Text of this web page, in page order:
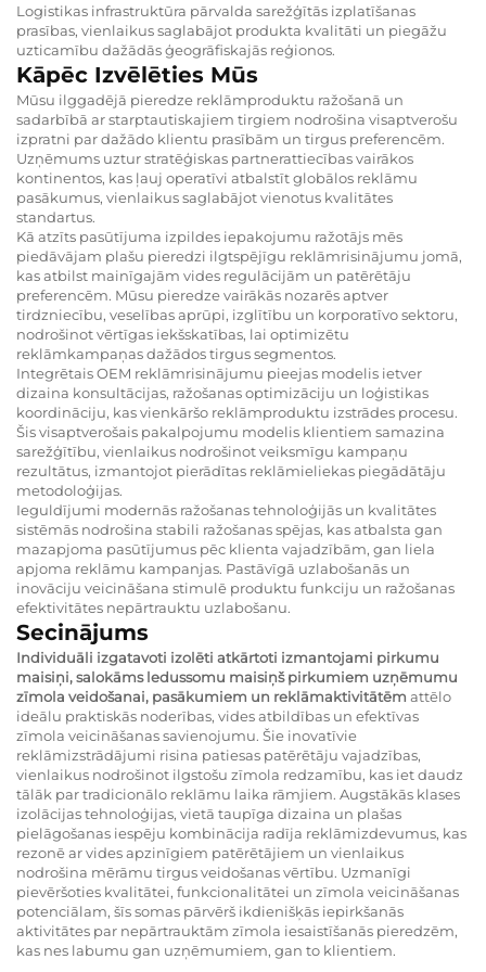
Logistikas infrastruktūra pārvalda sarežģītās izplatīšanas
prasības, vienlaikus saglabājot produkta kvalitāti un piegāžu
uzticamību dažādās ģeogrāfiskajās reģionos.
Kāpēc Izvēlēties Mūs
Mūsu ilggadējā pieredze reklāmproduktu ražošanā un
sadarbībā ar starptautiskajiem tirgiem nodrošina visaptverošu
izpratni par dažādo klientu prasībām un tirgus preferencēm.
Uzņēmums uztur stratēģiskas partnerattiecības vairākos
kontinentos, kas ļauj operatīvi atbalstīt globālos reklāmu
pasākumus, vienlaikus saglabājot vienotus kvalitātes
standartus.
Kā atzīts pasūtījuma izpildes iepakojumu ražotājs mēs
piedāvājam plašu pieredzi ilgtspējīgu reklāmrisinājumu jomā,
kas atbilst mainīgajām vides regulācijām un patērētāju
preferencēm. Mūsu pieredze vairākās nozarēs aptver
tirdzniecību, veselības aprūpi, izglītību un korporatīvo sektoru,
nodrošinot vērtīgas iekšskatības, lai optimizētu
reklāmkampaņas dažādos tirgus segmentos.
Integrētais OEM reklāmrisinājumu pieejas modelis ietver
dizaina konsultācijas, ražošanas optimizāciju un loģistikas
koordināciju, kas vienkāršo reklāmproduktu izstrādes procesu.
Šis visaptverošais pakalpojumu modelis klientiem samazina
sarežģītību, vienlaikus nodrošinot veiksmīgu kampaņu
rezultātus, izmantojot pierādītas reklāmieliekas piegādātāju
metodoloģijas.
Ieguldījumi modernās ražošanas tehnoloģijās un kvalitātes
sistēmās nodrošina stabili ražošanas spējas, kas atbalsta gan
mazapjoma pasūtījumus pēc klienta vajadzībām, gan liela
apjoma reklāmu kampanjas. Pastāvīgā uzlabošanās un
inovāciju veicināšana stimulē produktu funkciju un ražošanas
efektivitātes nepārtrauktu uzlabošanu.
Secinājums
Individuāli izgatavoti izolēti atkārtoti izmantojami pirkumu
maisiņi, salokāms ledussomu maisiņš pirkumiem uzņēmumu
zīmola veidošanai, pasākumiem un reklāmaktivitātēm attēlo
ideālu praktiskās noderības, vides atbildības un efektīvas
zīmola veicināšanas savienojumu. Šie inovatīvie
reklāmizstrādājumi risina patiesas patērētāju vajadzības,
vienlaikus nodrošinot ilgstošu zīmola redzamību, kas iet daudz
tālāk par tradicionālo reklāmu laika rāmjiem. Augstākās klases
izolācijas tehnoloģijas, vietā taupīga dizaina un plašas
pielāgošanas iespēju kombinācija radīja reklāmizdevumus, kas
rezonē ar vides apzinīgiem patērētājiem un vienlaikus
nodrošina mērāmu tirgus veidošanas vērtību. Uzmanīgi
pievēršoties kvalitātei, funkcionalitātei un zīmola veicināšanas
potenciālam, šīs somas pārvērš ikdienišķās iepirkšanās
aktivitātes par nepārtrauktām zīmola iesaistīšanās pieredzēm,
kas nes labumu gan uzņēmumiem, gan to klientiem.